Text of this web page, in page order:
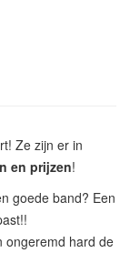
Ze zijn er in
en prijzen!
goede band? Een
ongeremd hard de